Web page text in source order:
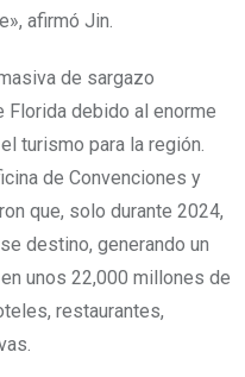
afirmó Jin.
de sargazo
Florida debido al enorme
turismo para la región.
de Convenciones y
que, solo durante 2024,
destino, generando un
unos 22,000 millones de
restaurantes,